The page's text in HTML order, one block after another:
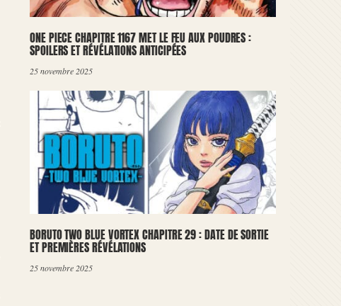
ONE PIECE CHAPITRE 1167 MET LE FEU AUX POUDRES :
SPOILERS ET RÉVÉLATIONS ANTICIPÉES
25 novembre 2025
BORUTO TWO BLUE VORTEX CHAPITRE 29 : DATE DE SORTIE
ET PREMIÈRES RÉVÉLATIONS
25 novembre 2025